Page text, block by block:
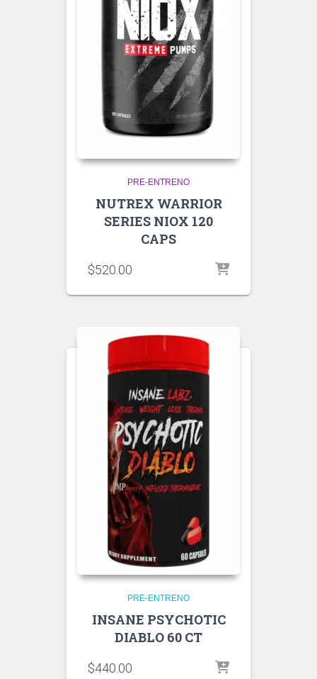
PRE-ENTRENO
NUTREX WARRIOR
SERIES NIOX 120
CAPS
$520.00
PRE-ENTRENO
INSANE PSYCHOTIC
DIABLO 60 CT
$440.00